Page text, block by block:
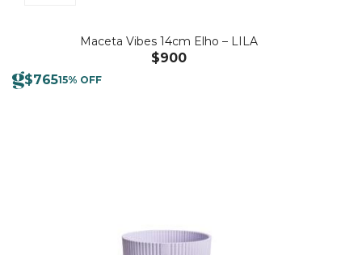
Maceta Vibes 14cm Elho – LILA
$900
$76515% OFF